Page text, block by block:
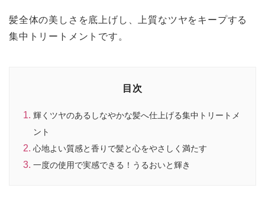
髪全体の美しさを底上げし、上質なツヤをキープする
集中トリートメントです。
目次
輝くツヤのあるしなやかな髪へ仕上げる集中トリートメ
ント
心地よい質感と香りで髪と心をやさしく満たす
一度の使用で実感できる！うるおいと輝き